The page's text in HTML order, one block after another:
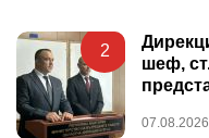
2
шеф,